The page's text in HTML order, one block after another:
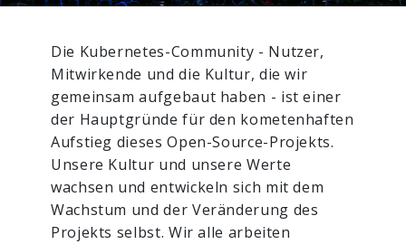
Die Kubernetes-Community - Nutzer,
Mitwirkende und die Kultur, die wir
gemeinsam aufgebaut haben - ist einer
der Hauptgründe für den kometenhaften
Aufstieg dieses Open-Source-Projekts.
Unsere Kultur und unsere Werte
wachsen und entwickeln sich mit dem
Wachstum und der Veränderung des
Projekts selbst. Wir alle arbeiten